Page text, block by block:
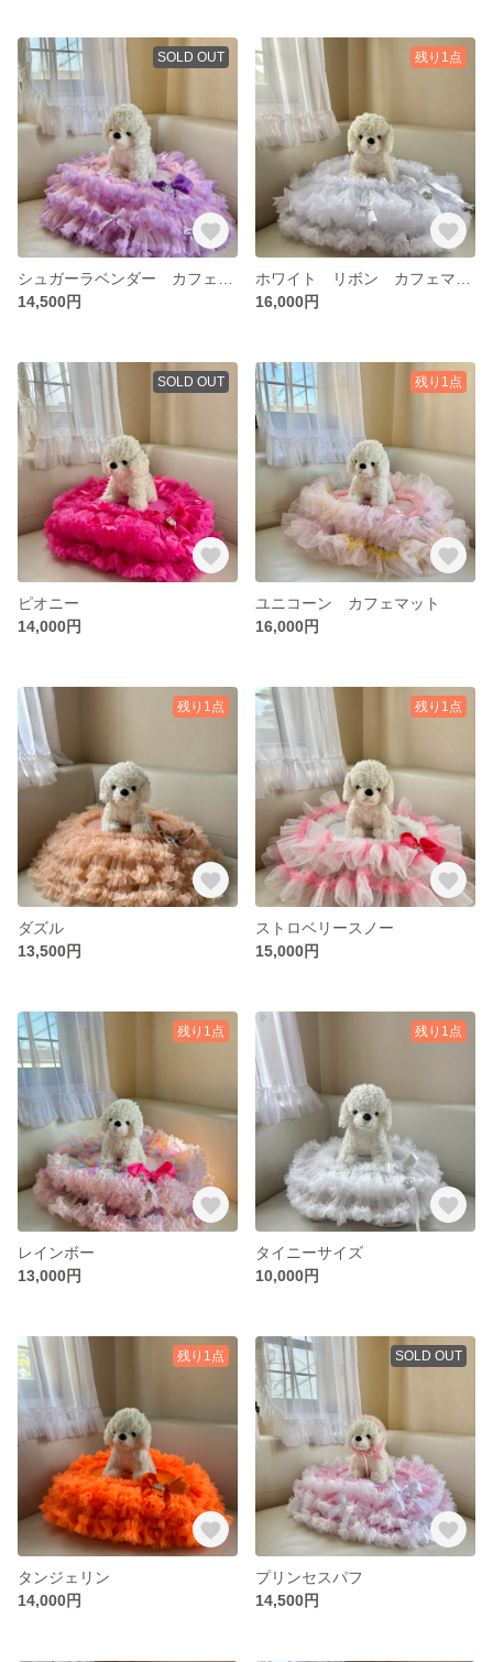
SOLD OUT
14,500円
残り1点
16,000円
SOLD OUT
ピオニー
14,000円
残り1点
ユニコーン カフェマット
16,000円
残り1点
ダズル
13,500円
残り1点
ストロベリースノー
15,000円
残り1点
レインボー
13,000円
残り1点
タイニーサイズ
10,000円
残り1点
タンジェリン
14,000円
SOLD OUT
プリンセスパフ
14,500円